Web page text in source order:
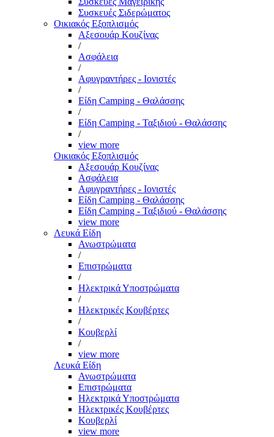
Συσκευές Σιδερώματος
Οικιακός Εξοπλισμός
Αξεσουάρ Κουζίνας
/
Ασφάλεια
/
Αφυγραντήρες - Ιονιστές
/
Είδη Camping - Θαλάσσης
/
Είδη Camping - Ταξιδιού - Θαλάσσης
/
view more
Οικιακός Εξοπλισμός
Αξεσουάρ Κουζίνας
Ασφάλεια
Αφυγραντήρες - Ιονιστές
Είδη Camping - Θαλάσσης
Είδη Camping - Ταξιδιού - Θαλάσσης
view more
Λευκά Είδη
Ανωστρώματα
/
Επιστρώματα
/
Ηλεκτρικά Υποστρώματα
/
Ηλεκτρικές Κουβέρτες
/
Κουβερλί
/
view more
Λευκά Είδη
Ανωστρώματα
Επιστρώματα
Ηλεκτρικά Υποστρώματα
Ηλεκτρικές Κουβέρτες
Κουβερλί
view more